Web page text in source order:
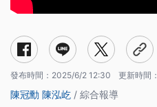
發布時間： 2025/6/2 12:30 更新時間：
陳冠勳 陳泓屹 / 綜合報導